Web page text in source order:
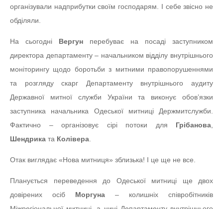
організували надприбутки своїм господарям. І себе звісно не
обділяли.
На сьогодні Вергун перебуває на посаді заступником
директора департаменту – начальником відділу внутрішнього
моніторингу щодо боротьби з митними правопорушеннями
та розгляду скарг Департаменту внутрішнього аудиту
Державної митної служби України та виконує обов’язки
заступника начальника Одеської митниці Держмитслужби.
Фактично – організовує сірі потоки для Грібанова,
Шендрика та Колівера.
Отак виглядає «Нова митниця» зблизька! І це ще не все.
Планується переведення до Одеської митниці ще двох
довірених осіб Моргуна – колишніх співробітників